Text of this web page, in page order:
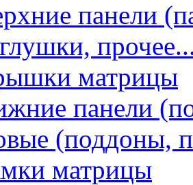
панели
матрицы
панели
(поддоны,
матрицы